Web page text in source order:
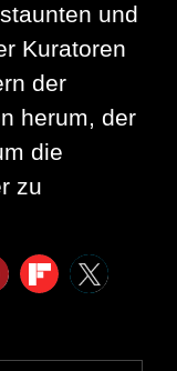
und
Kuratoren
der
herum, der
die
zu